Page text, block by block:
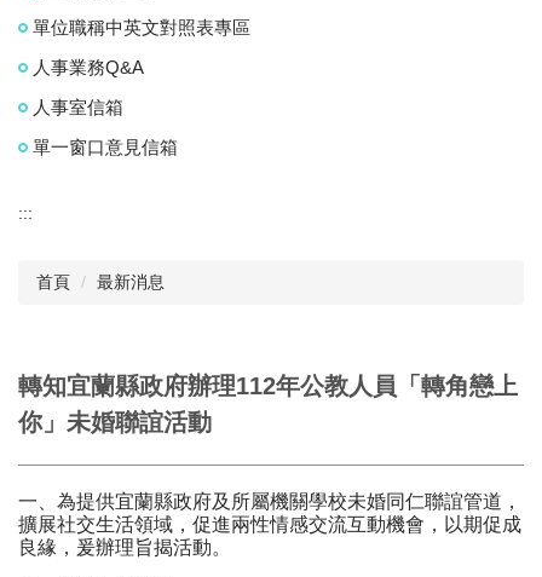
單位職稱中英文對照表專區
人事業務Q&A
人事室信箱
單一窗口意見信箱
:::
首頁 最新消息
轉知宜蘭縣政府辦理112年公教人員「轉角戀上
你」未婚聯誼活動
一、為提供宜蘭縣政府及所屬機關學校未婚同仁聯誼管道，
擴展社交生活領域，促進兩性情感交流互動機會，以期促成
良緣，爰辦理旨揭活動。